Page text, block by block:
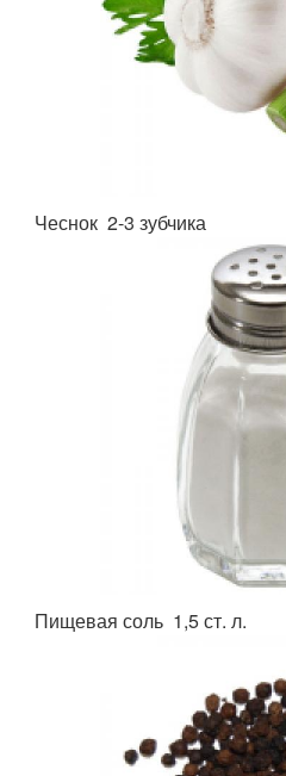
Чеснок 2-3 зубчика
Пищевая соль 1,5 ст. л.